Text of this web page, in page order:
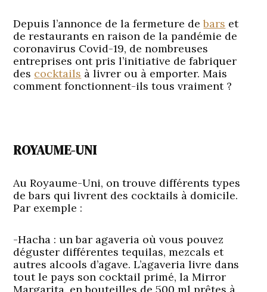
Depuis l’annonce de la fermeture debars et
de restaurants en raison de la pandémie de
coronavirus Covid-19, de nombreuses
entreprises ont pris l’initiative de fabriquer
des cocktails à livrer ou à emporter. Mais
comment fonctionnent-ils tous vraiment ?
ROYAUME-UNI
Au Royaume-Uni, on trouve différents types
de bars qui livrent des cocktails à domicile.
Par exemple :
-Hacha : un bar agaveria où vous pouvez
déguster différentes tequilas, mezcals et
autres alcools d’agave. L’agaveria livre dans
tout le pays son cocktail primé, la Mirror
Margarita, en bouteilles de 500 ml prêtes à